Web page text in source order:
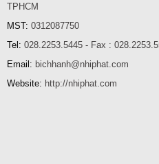
Da-cat-INOX--AS46T-
125x1.6x22.23-Osborn
TPHCM
MST: 0312087750
Tel: 028.2253.5445 - Fax :
Email: bichhanh@nhiphat.com
Website: http://nhiphat.com